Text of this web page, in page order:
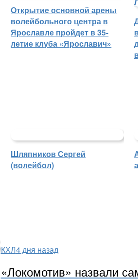
Открытие основной арены
волейбольного центра в
Ярославле пройдет в 35-
летие клуба «Ярославич»
Шляпников Сергей
(волейбол)
КХЛ4 дня назад
«Локомотив» назвали